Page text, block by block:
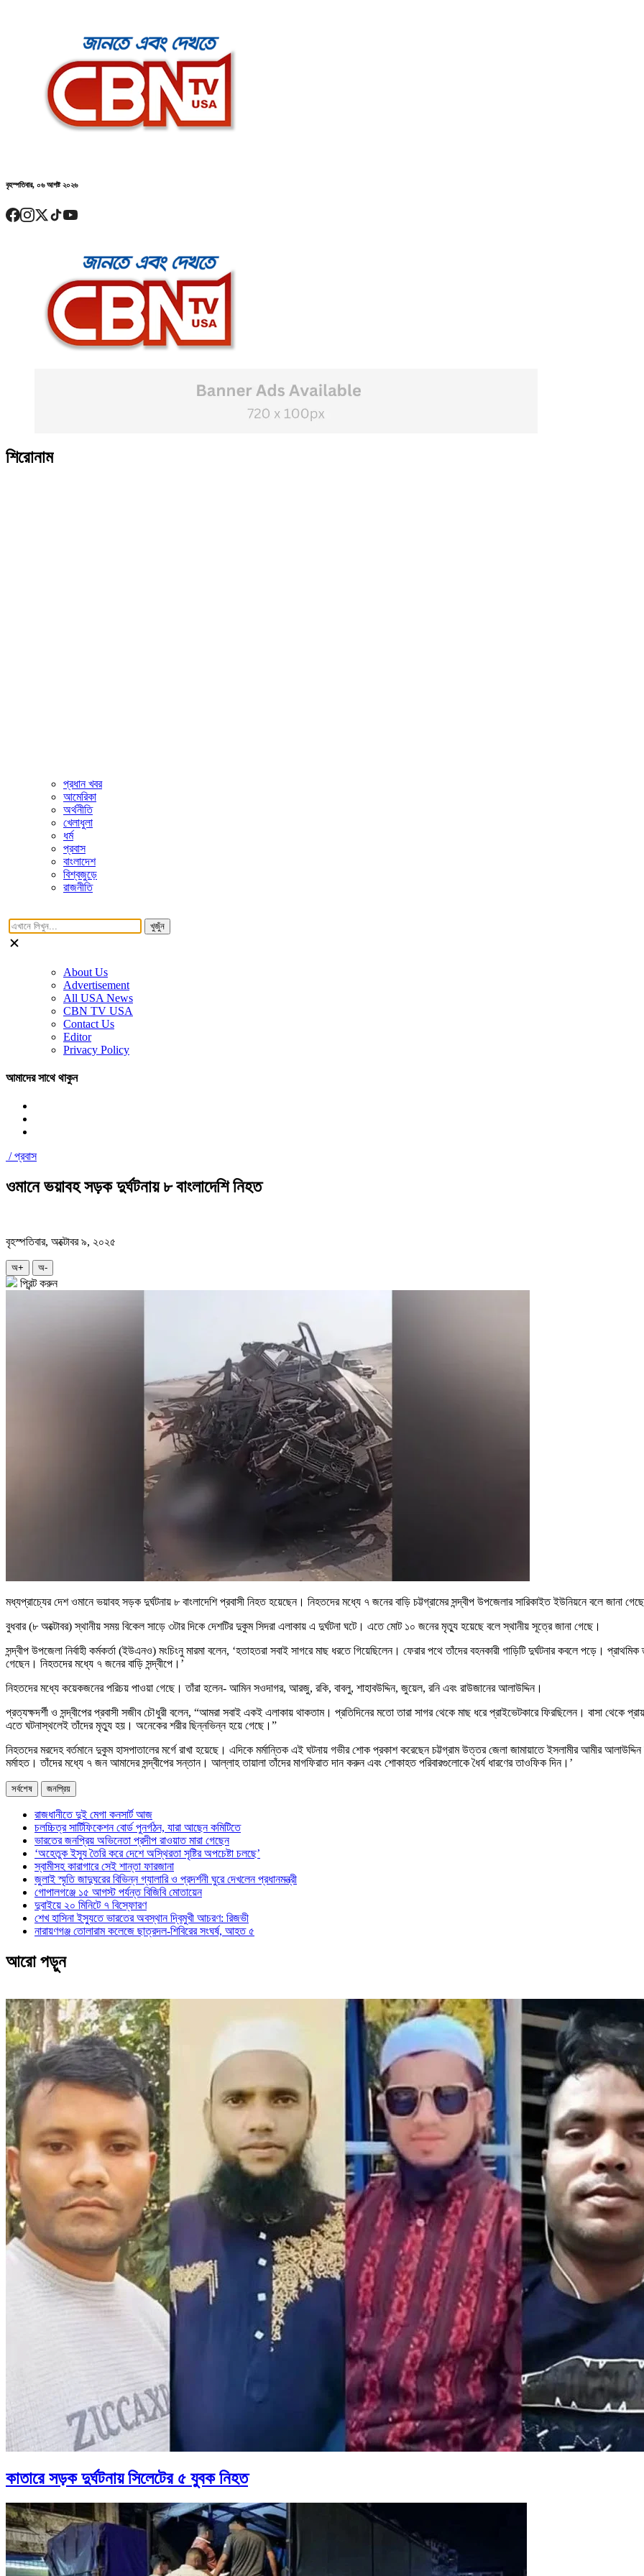
বৃহস্পতিবার, ০৬ আগষ্ট ২০২৬
শিরোনাম
প্রধান খবর
আমেরিকা
অর্থনীতি
খেলাধুলা
ধর্ম
প্রবাস
বাংলাদেশ
বিশ্বজুড়ে
রাজনীতি
খুজুঁন
About Us
Advertisement
All USA News
CBN TV USA
Contact Us
Editor
Privacy Policy
আমাদের সাথে থাকুন
/প্রবাস
ওমানে ভয়াবহ সড়ক দুর্ঘটনায় ৮ বাংলাদেশি নিহত
বৃহস্পতিবার, অক্টোবর ৯, ২০২৫
অ+ অ-
প্রিন্ট করুন
মধ্যপ্রাচ্যের দেশ ওমানে ভয়াবহ সড়ক দুর্ঘটনায় ৮ বাংলাদেশি প্রবাসী নিহত হয়েছেন। নিহতদের মধ্যে ৭ জনের বাড়ি চট্টগ্রামের সন্দ্বীপ উপজেলার সারিকাইত ইউনিয়নে বলে জানা
বুধবার (৮ অক্টোবর) স্থানীয় সময় বিকেল সাড়ে ৩টার দিকে দেশটির দুকুম সিদরা এলাকায় এ দুর্ঘটনা ঘটে। এতে মোট ১০ জনের মৃত্যু হয়েছে বলে স্থানীয় সূত্রে জানা গেছে।
সন্দ্বীপ উপজেলা নির্বাহী কর্মকর্তা (ইউএনও) মংচিংনু মারমা বলেন, ‘হতাহতরা সবাই সাগরে মাছ ধরতে গিয়েছিলেন। ফেরার পথে তাঁদের বহনকারী গাড়িটি দুর্ঘটনার কবলে পড়ে।
গেছেন। নিহতদের মধ্যে ৭ জনের বাড়ি সন্দ্বীপে।’
নিহতদের মধ্যে কয়েকজনের পরিচয় পাওয়া গেছে। তাঁরা হলেন- আমিন সওদাগর, আরজু, রকি, বাবলু, শাহাবউদ্দিন, জুয়েল, রনি এবং রাউজানের আলাউদ্দিন।
প্রত্যক্ষদর্শী ও সন্দ্বীপের প্রবাসী সজীব চৌধুরী বলেন, “আমরা সবাই একই এলাকায় থাকতাম। প্রতিদিনের মতো তারা সাগর থেকে মাছ ধরে প্রাইভেটকারে ফিরছিলেন। বাসা থেকে
এতে ঘটনাস্থলেই তাঁদের মৃত্যু হয়। অনেকের শরীর ছিন্নভিন্ন হয়ে গেছে।”
নিহতদের মরদেহ বর্তমানে দুকুম হাসপাতালের মর্গে রাখা হয়েছে। এদিকে মর্মান্তিক এই ঘটনায় গভীর শোক প্রকাশ করেছেন চট্টগ্রাম উত্তর জেলা জামায়াতে ইসলামীর আমীর
মর্মাহত। তাঁদের মধ্যে ৭ জন আমাদের সন্দ্বীপের সন্তান। আল্লাহ তায়ালা তাঁদের মাগফিরাত দান করুন এবং শোকাহত পরিবারগুলোকে ধৈর্য ধারণের তাওফিক দিন।’
সর্বশেষ জনপ্রিয়
রাজধানীতে দুই মেগা কনসার্ট আজ
চলচ্চিত্র সার্টিফিকেশন বোর্ড পুনর্গঠন, যারা আছেন কমিটিতে
ভারতের জনপ্রিয় অভিনেতা প্রদীপ রাওয়াত মারা গেছেন
‘অহেতুক ইস্যু তৈরি করে দেশে অস্থিরতা সৃষ্টির অপচেষ্টা চলছে’
স্বামীসহ কারাগারে সেই শান্তা ফারজানা
জুলাই স্মৃতি জাদুঘরের বিভিন্ন গ্যালারি ও প্রদর্শনী ঘুরে দেখলেন প্রধানমন্ত্রী
গোপালগঞ্জে ১৫ আগস্ট পর্যন্ত বিজিবি মোতায়েন
দুবাইয়ে ২০ মিনিটে ৭ বিস্ফোরণ
শেখ হাসিনা ইস্যুতে ভারতের অবস্থান দ্বিমুখী আচরণ: রিজভী
নারায়ণগঞ্জ তোলারাম কলেজে ছাত্রদল-শিবিরের সংঘর্ষ, আহত ৫
আরো পড়ুন
কাতারে সড়ক দুর্ঘটনায় সিলেটের ৫ যুবক নিহত